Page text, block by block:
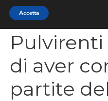
di aver
partite
Accetta